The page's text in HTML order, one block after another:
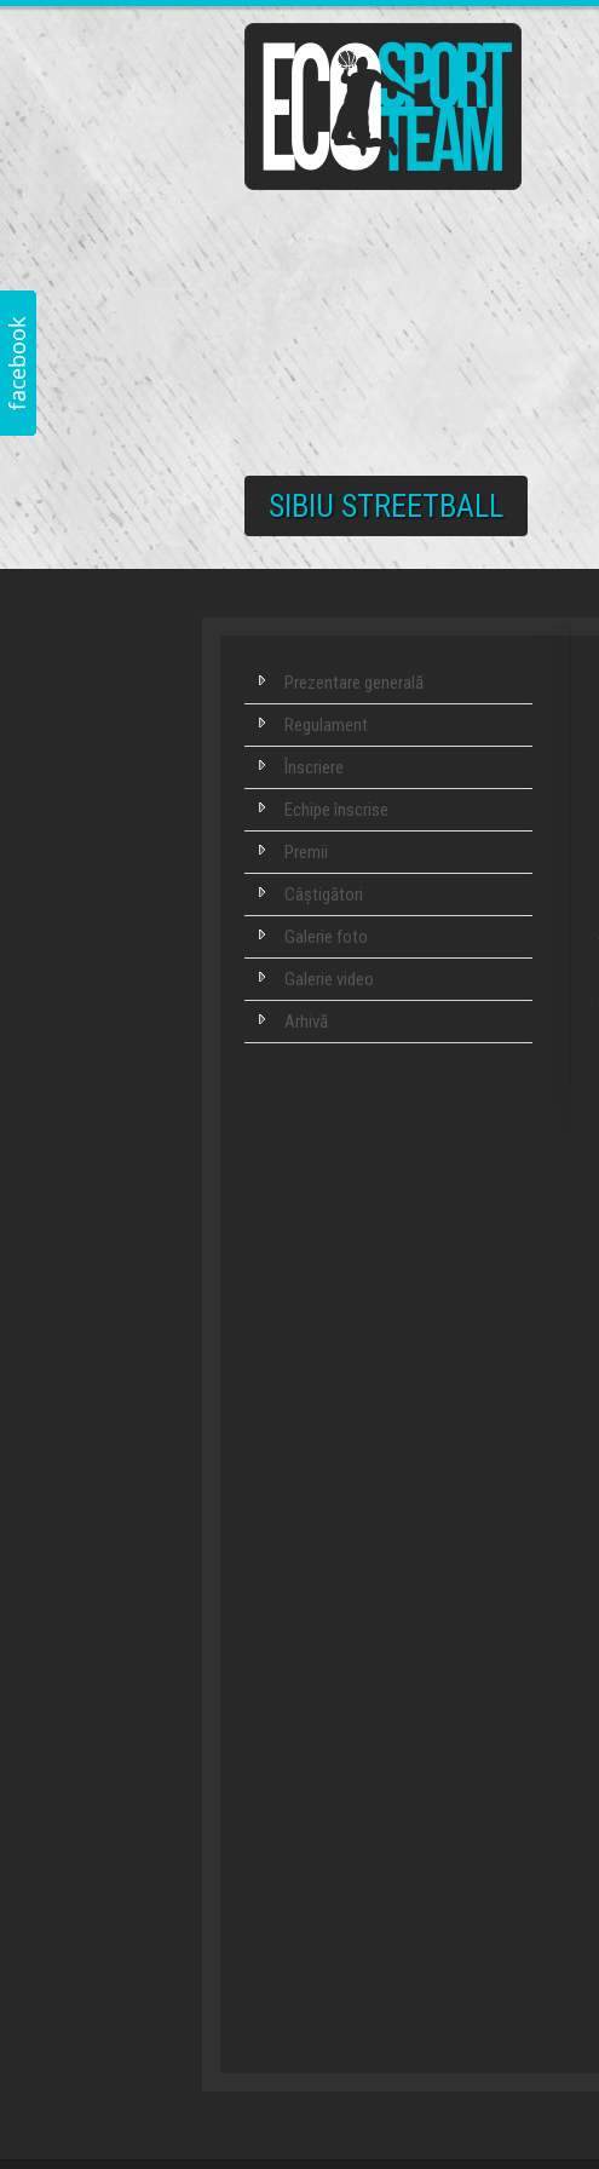
SIBIU STREETBALL
Prezentare generală
Regulament
Înscriere
Echipe înscrise
Premii
Câștigători
Galerie foto
Galerie video
Arhivă